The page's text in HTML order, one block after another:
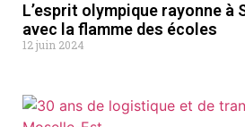
L’esprit olympique rayonne à
avec la flamme des écoles
12 juin 2024